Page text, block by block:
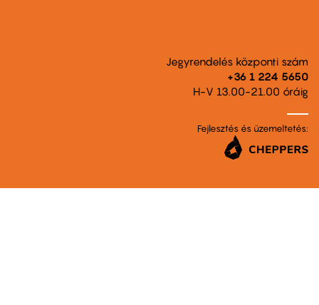
Jegyrendelés központi szám
+36 1 224 5650
H-V 13.00-21.00 óráig
Fejlesztés és üzemeltetés: